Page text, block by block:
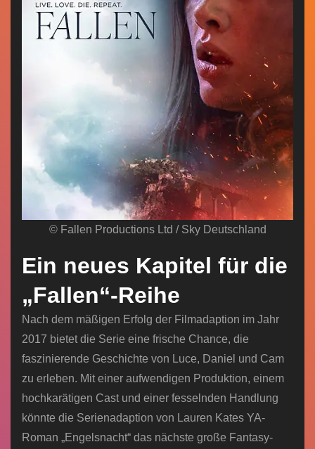
© Fallen Productions Ltd / Sky Deutschland
Ein neues Kapitel für die
„Fallen“-Reihe
Nach dem mäßigen Erfolg der Filmadaption im Jahr
2017 bietet die Serie eine frische Chance, die
faszinierende Geschichte von Luce, Daniel und Cam
zu erleben. Mit einer aufwendigen Produktion, einem
hochkarätigen Cast und einer fesselnden Handlung
könnte die Serienadaption von Lauren Kates YA-
Roman „Engelsnacht“ das nächste große Fantasy-